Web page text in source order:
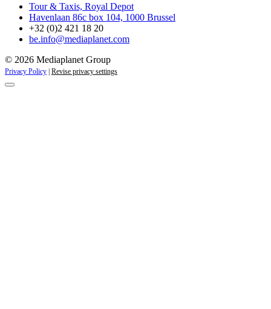
Tour & Taxis, Royal Depot
Havenlaan 86c box 104, 1000 Brussel
+32 (0)2 421 18 20
be.info@mediaplanet.com
© 2026 Mediaplanet Group
Privacy Policy | Revise privacy settings